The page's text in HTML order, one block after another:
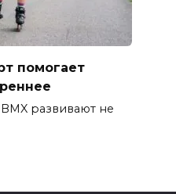
помогает
развивают не